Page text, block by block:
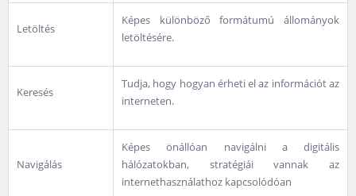
Letöltés
Képes különböző formátumú állományok
letöltésére.
Keresés
Tudja, hogy hogyan érheti el az információt az
interneten.
Navigálás
Képes önállóan navigálni a digitális
hálózatokban, stratégiái vannak az
internethasználathoz kapcsolódóan